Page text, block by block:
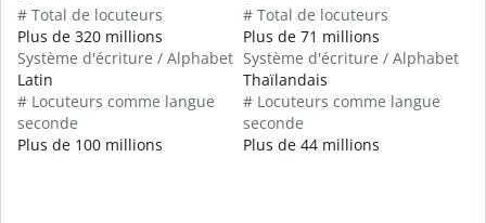
# Total de locuteurs
Plus de 320 millions
Système d'écriture / Alphabet
Latin
# Locuteurs comme langue
seconde
Plus de 100 millions
# Total de locuteurs
Plus de 71 millions
Système d'écriture / Alphabet
Thaïlandais
# Locuteurs comme langue
seconde
Plus de 44 millions